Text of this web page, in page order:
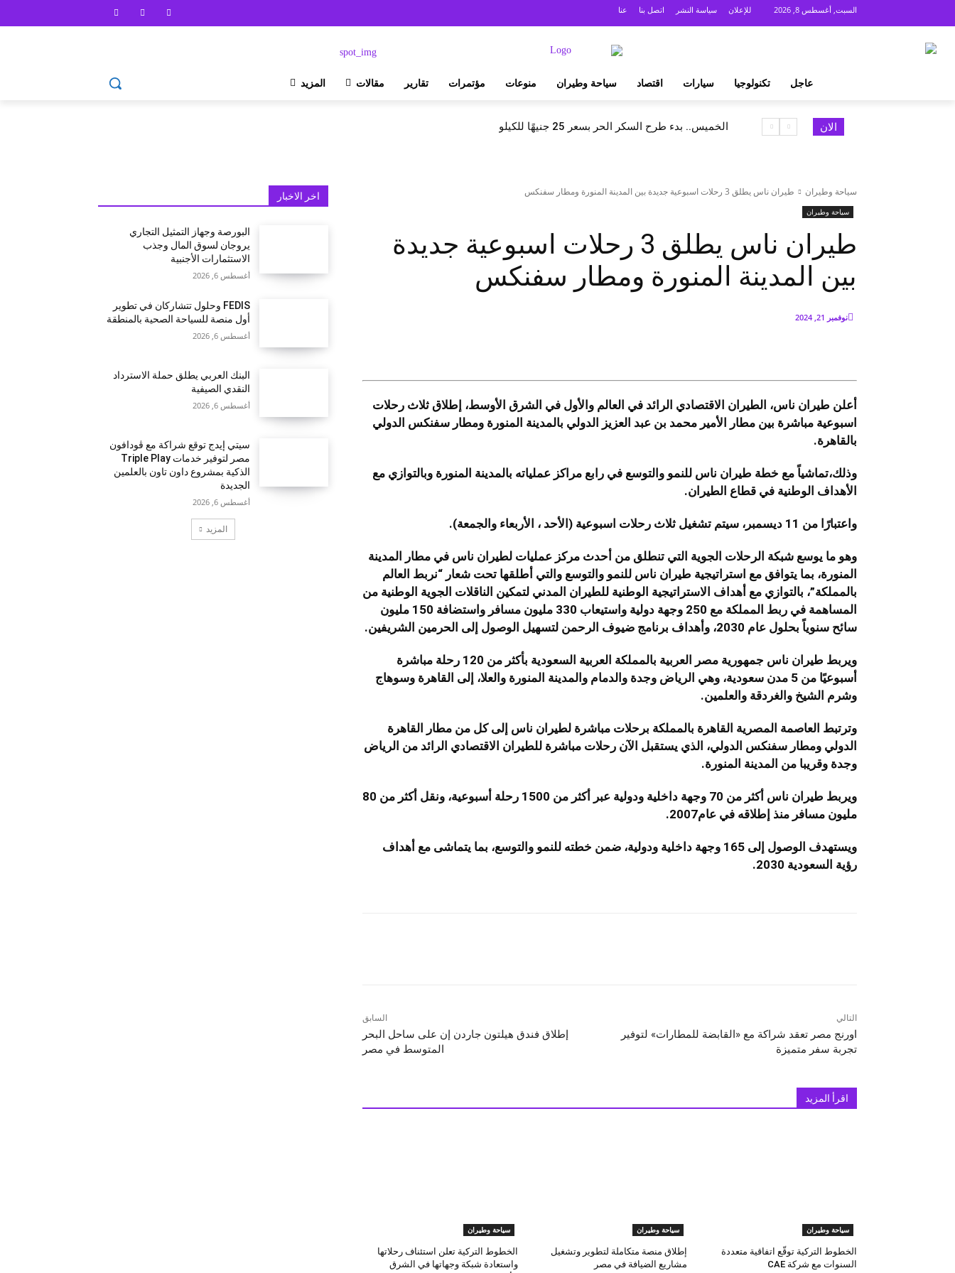
السبت, أغسطس 8, 2026 عنا اتصل بنا سياسة النشر للإعلان
عاجل تكنولوجيا سيارات اقتصاد سياحة وطيران منوعات مؤتمرات تقارير مقالات المزيد
الان الخميس.. بدء طرح السكر الحر بسعر 25 جنيهًا للكيلو
اخر الاخبار
البورصة وجهاز التمثيل التجاري
يروجان لسوق المال وجذب
الاستثمارات الأجنبية
أغسطس 6, 2026
FEDIS وحلول تتشاركان في تطوير
أول منصة للسياحة الصحية بالمنطقة
أغسطس 6, 2026
البنك العربي يطلق حملة الاسترداد
النقدي الصيفية
أغسطس 6, 2026
سيتي إيدج توقع شراكة مع ڤودافون
مصر لتوفير خدمات Triple Play
الذكية بمشروع داون تاون بالعلمين
الجديدة
أغسطس 6, 2026
المزيد
سياحة وطيران طيران ناس يطلق 3 رحلات اسبوعية جديدة بين المدينة المنورة ومطار سفنكس
سياحة وطيران
طيران ناس يطلق 3 رحلات اسبوعية جديدة
بين المدينة المنورة ومطار سفنكس
نوفمبر 21, 2024
أعلن طيران ناس، الطيران الاقتصادي الرائد في العالم والأول في الشرق الأوسط، إطلاق ثلاث رحلات
اسبوعية مباشرة بين مطار الأمير محمد بن عبد العزيز الدولي بالمدينة المنورة ومطار سفنكس الدولي
بالقاهرة.
وذلك،تماشياً مع خطة طيران ناس للنمو والتوسع في رابع مراكز عملياته بالمدينة المنورة وبالتوازي مع
الأهداف الوطنية في قطاع الطيران.
واعتبارًا من 11 ديسمبر، سيتم تشغيل ثلاث رحلات اسبوعية (الأحد ، الأربعاء والجمعة).
وهو ما يوسع شبكة الرحلات الجوية التي تنطلق من أحدث مركز عمليات لطيران ناس في مطار المدينة
المنورة، بما يتوافق مع استراتيجية طيران ناس للنمو والتوسع والتي أطلقها تحت شعار “نربط العالم
بالمملكة”، بالتوازي مع أهداف الاستراتيجية الوطنية للطيران المدني لتمكين الناقلات الجوية الوطنية من
المساهمة في ربط المملكة مع 250 وجهة دولية واستيعاب 330 مليون مسافر واستضافة 150 مليون
سائح سنوياً بحلول عام 2030، وأهداف برنامج ضيوف الرحمن لتسهيل الوصول إلى الحرمين الشريفين.
ويربط طيران ناس جمهورية مصر العربية بالمملكة العربية السعودية بأكثر من 120 رحلة مباشرة
أسبوعيًا من 5 مدن سعودية، وهي الرياض وجدة والدمام والمدينة المنورة والعلا، إلى القاهرة وسوهاج
وشرم الشيخ والغردقة والعلمين.
وترتبط العاصمة المصرية القاهرة بالمملكة برحلات مباشرة لطيران ناس إلى كل من مطار القاهرة
الدولي ومطار سفنكس الدولي، الذي يستقبل الآن رحلات مباشرة للطيران الاقتصادي الرائد من الرياض
وجدة وقريبا من المدينة المنورة.
ويربط طيران ناس أكثر من 70 وجهة داخلية ودولية عبر أكثر من 1500 رحلة أسبوعية، ونقل أكثر من 80
مليون مسافر منذ إطلاقه في عام2007.
ويستهدف الوصول إلى 165 وجهة داخلية ودولية، ضمن خطته للنمو والتوسع، بما يتماشى مع أهداف
رؤية السعودية 2030.
السابق
إطلاق فندق هيلتون جاردن إن على ساحل البحر
المتوسط في مصر
التالي
اورنج مصر تعقد شراكة مع «القابضة للمطارات» لتوفير
تجربة سفر متميزة
اقرأ المزيد
سياحة وطيران
الخطوط التركية توقّع اتفاقية متعددة
السنوات مع شركة CAE
سياحة وطيران
إطلاق منصة متكاملة لتطوير وتشغيل
مشاريع الضيافة في مصر
سياحة وطيران
الخطوط التركية تعلن استئناف رحلاتها
واستعادة شبكة وجهاتها في الشرق